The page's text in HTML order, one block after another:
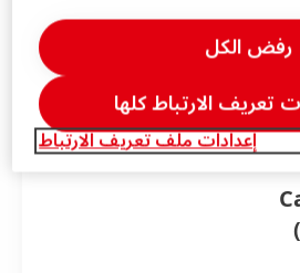
إعدادات ملف تعريف الارتباط
رفض الكل
تعريف الارتباط كلها